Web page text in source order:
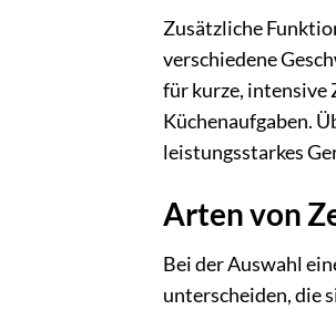
Zusätzliche
verschiedene
für kurze, intensive
Küchenaufgaben.
leistungsstarkes
Arten von
Bei der Auswahl
unterscheiden, die